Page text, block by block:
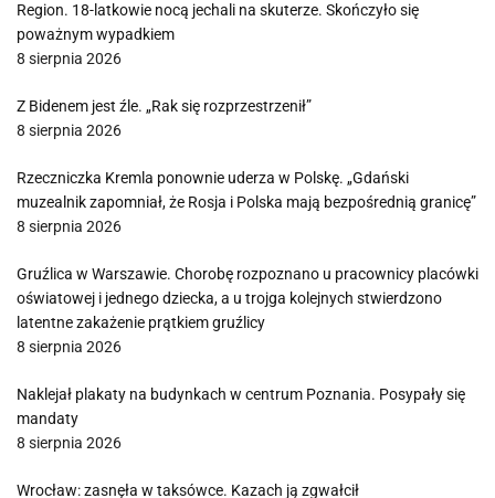
Region. 18-latkowie nocą jechali na skuterze. Skończyło się
poważnym wypadkiem
8 sierpnia 2026
Z Bidenem jest źle. „Rak się rozprzestrzenił”
8 sierpnia 2026
Rzeczniczka Kremla ponownie uderza w Polskę. „Gdański
muzealnik zapomniał, że Rosja i Polska mają bezpośrednią granicę”
8 sierpnia 2026
Gruźlica w Warszawie. Chorobę rozpoznano u pracownicy placówki
oświatowej i jednego dziecka, a u trojga kolejnych stwierdzono
latentne zakażenie prątkiem gruźlicy
8 sierpnia 2026
Naklejał plakaty na budynkach w centrum Poznania. Posypały się
mandaty
8 sierpnia 2026
Wrocław: zasnęła w taksówce. Kazach ją zgwałcił